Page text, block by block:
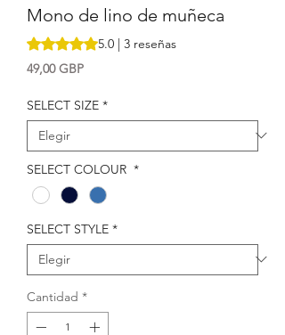
Mono de lino de muñeca
Según 3 reseñas, la calificación es de
5.0 | 3 reseñas
49,00 GBPPrecio
SELECT SIZE *
SELECT COLOUR *
SELECT STYLE *
Cantidad *